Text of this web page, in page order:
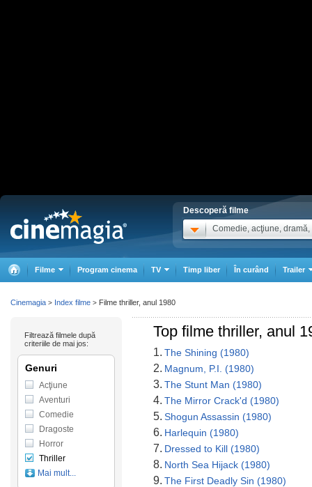
Descoperă filme
Comedie, acţiune, dramă,
Filme Program cinema TV Timp liber În curând Trailer
Top filme thriller, anul
1. The Shining (1980)
2. Magnum, P.I. (1980)
3. The Stunt Man (1980)
4. The Mirror Crack'd (1980)
5. Shogun Assassin (1980)
6. Harlequin (1980)
7. Dressed to Kill (1980)
8. North Sea Hijack (1980)
9. The First Deadly Sin (1980)
Filtrează filmele după
criteriile de mai jos:
Genuri
Acţiune
Aventuri
Comedie
Dragoste
Horror
Thriller
Mai mult...
Cinemagia > Index filme > Filme thriller, anul 1980